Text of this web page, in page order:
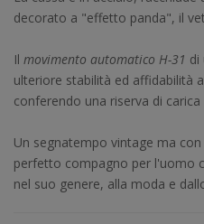
decorato a "effetto panda", il
Il movimento automatico H-31 di
ulteriore stabilità ed affidabilità
conferendo una riserva di
Un segnatempo vintage ma
perfetto compagno per l'uomo
nel suo genere, alla moda e